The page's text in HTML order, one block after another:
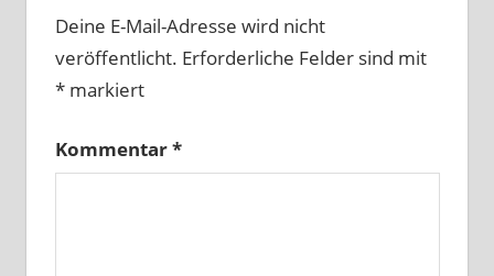
Deine E-Mail-Adresse wird nicht
veröffentlicht. Erforderliche Felder sind mit
*markiert
Kommentar*